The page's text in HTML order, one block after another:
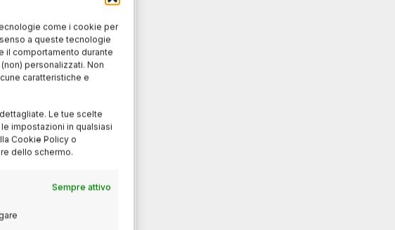
come i cookie per
a queste tecnologie
il comportamento durante
personalizzati. Non
caratteristiche e
Le tue scelte
impostazioni in qualsiasi
Cookie Policy o
dello schermo.
Sempre attivo
originale
e meraviglia in
abbiamo
da Quentin
si muoveva,
katana, ogni
che stava